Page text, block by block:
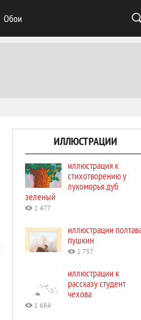
Обои
ИЛЛЮСТРАЦИИ
иллюстрация к
стихотворению у
лукоморья дуб
зеленый
1 477
иллюстрации
пушкин
1 757
иллюстрации к
рассказу студент
чехова
1 684